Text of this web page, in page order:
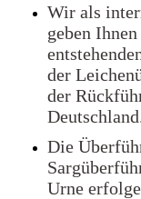
Wir als
geben
der
der
Die
Urne